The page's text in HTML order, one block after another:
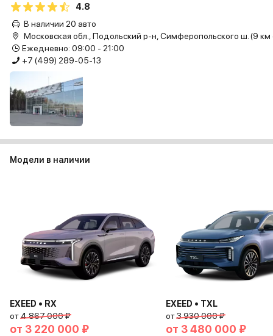
4.8
В наличии 20 авто
Московская обл., Подольский р-н, Симферопольского ш. (9
Ежедневно: 09:00 - 21:00
+7 (499) 289-05-13
Модели в наличии
EXEED • RX
от4 867 000 ₽
от 3 220 000 ₽
EXEED • TXL
от3 930 000 ₽
от 3 480 000 ₽